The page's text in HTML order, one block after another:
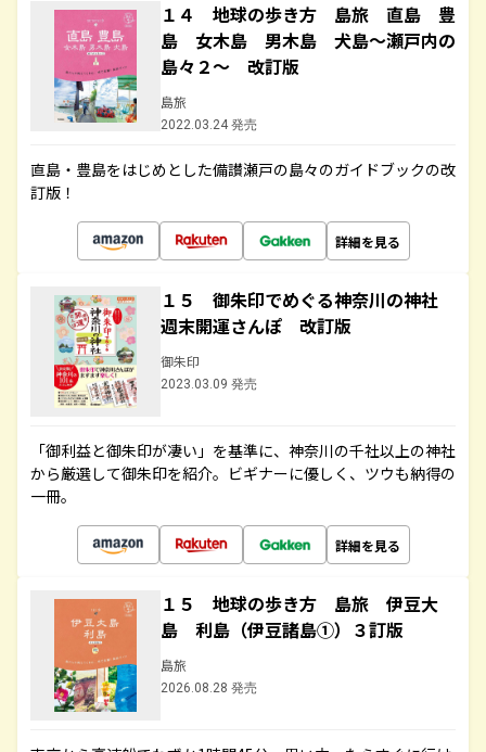
１４ 地球の歩き方 島旅 直島 豊
島 女木島 男木島 犬島～瀬戸内の
島々２～ 改訂版
島旅
2022.03.24 発売
直島・豊島をはじめとした備讃瀬戸の島々のガイドブックの改
訂版！
詳細を見る
１５ 御朱印でめぐる神奈川の神社
週末開運さんぽ 改訂版
御朱印
2023.03.09 発売
「御利益と御朱印が凄い」を基準に、神奈川の千社以上の神社
から厳選して御朱印を紹介。ビギナーに優しく、ツウも納得の
一冊。
詳細を見る
１５ 地球の歩き方 島旅 伊豆大
島 利島（伊豆諸島①）３訂版
島旅
2026.08.28 発売